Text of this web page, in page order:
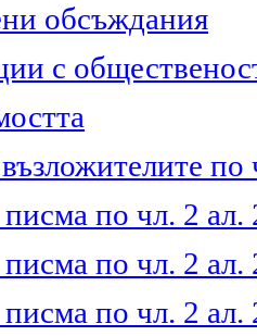
обсъждания
с
по
по чл. 2 ал.
по чл. 2 ал.
по чл. 2 ал.